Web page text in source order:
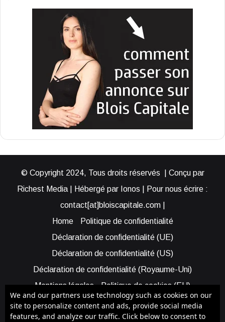
© Copyright 2024, Tous droits réservés | Conçu par
Richest Media | Hébergé par Ionos | Pour nous écrire :
contact[at]bloiscapitale.com |
Home
Politique de confidentialité
Déclaration de confidentialité (UE)
Déclaration de confidentialité (US)
Déclaration de confidentialité (Royaume-Uni)
Mentions légales
Politique de cookies (EU)
Cookie Policy (AUS)
Cookie Policy (US)
Qui sommes-nous ?
Participer à Blois Capitale
We and our partners use technology such as cookies on our
site to personalize content and ads, provide social media
features, and analyze our traffic. Click below to consent to